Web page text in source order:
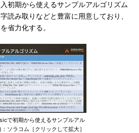
初期から使えるサンプルアルゴリズム
読み取りなどと豊富に用意しており、
省力化する。
で初期から使えるサンプルアル
ソラコム［クリックして拡大］